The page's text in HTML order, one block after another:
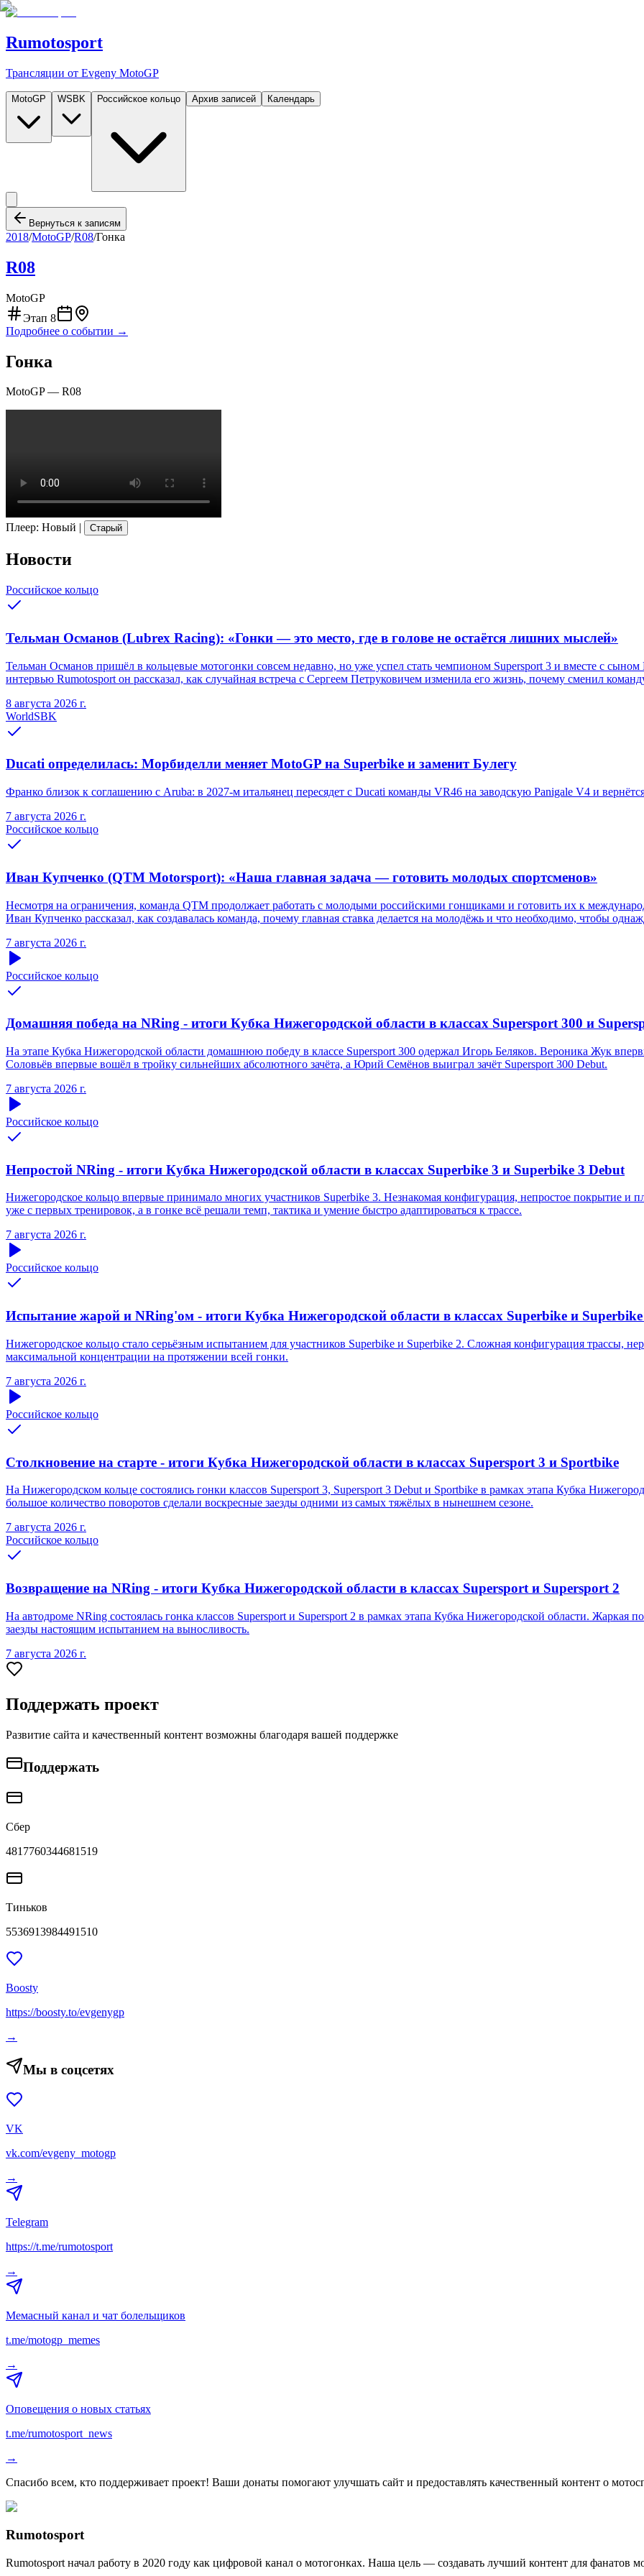
Rumotosport
Трансляции от Evgeny MotoGP
MotoGP WSBK Российское кольцо Архив записей Календарь
Вернуться к записям
2018/MotoGP/R08/Гонка
R08
MotoGP
Этап 8
Подробнее о событии →
Гонка
MotoGP— R08
Плеер: Новый | Старый
Новости
Российское кольцо
Тельман Османов (Lubrex Racing): «Гонки — это место, где в голове не остаётся лишних мыслей»
Тельман Османов пришёл в кольцевые мотогонки совсем недавно, но уже успел стать чемпионом Supersport 3 и вместе с
интервью Rumotosport он рассказал, как случайная встреча с Сергеем Петруковичем изменила его жизнь, почему сменил
8 августа 2026 г.
WorldSBK
Ducati определилась: Морбиделли меняет MotoGP на Superbike и заменит Булегу
Франко близок к соглашению с Aruba: в 2027-м итальянец пересядет с Ducati команды VR46 на заводскую Panigale V4 и
7 августа 2026 г.
Российское кольцо
Иван Купченко (QTM Motorsport): «Наша главная задача — готовить молодых спортсменов»
Несмотря на ограничения, команда QTM продолжает работать с молодыми российскими гонщиками и готовить их к
Иван Купченко рассказал, как создавалась команда, почему главная ставка делается на молодёжь и что необходимо, чтобы
7 августа 2026 г.
Российское кольцо
Домашняя победа на NRing - итоги Кубка Нижегородской области в классах Supersport 300 и
На этапе Кубка Нижегородской области домашнюю победу в классе Supersport 300 одержал Игорь Беляков. Вероника Жук
Соловьёв впервые вошёл в тройку сильнейших абсолютного зачёта, а Юрий Семёнов выиграл зачёт Supersport 300 Debut.
7 августа 2026 г.
Российское кольцо
Непростой NRing - итоги Кубка Нижегородской области в классах Superbike 3 и Superbike 3 Debut
Нижегородское кольцо впервые принимало многих участников Superbike 3. Незнакомая конфигурация, непростое покрытие и
уже с первых тренировок, а в гонке всё решали темп, тактика и умение быстро адаптироваться к трассе.
7 августа 2026 г.
Российское кольцо
Испытание жарой и NRing'ом - итоги Кубка Нижегородской области в классах Superbike и Superbike
Нижегородское кольцо стало серьёзным испытанием для участников Superbike и Superbike 2. Сложная конфигурация трассы,
максимальной концентрации на протяжении всей гонки.
7 августа 2026 г.
Российское кольцо
Столкновение на старте - итоги Кубка Нижегородской области в классах Supersport 3 и Sportbike
На Нижегородском кольце состоялись гонки классов Supersport 3, Supersport 3 Debut и Sportbike в рамках этапа Кубка
большое количество поворотов сделали воскресные заезды одними из самых тяжёлых в нынешнем сезоне.
7 августа 2026 г.
Российское кольцо
Возвращение на NRing - итоги Кубка Нижегородской области в классах Supersport и Supersport 2
На автодроме NRing состоялась гонка классов Supersport и Supersport 2 в рамках этапа Кубка Нижегородской области. Жаркая
заезды настоящим испытанием на выносливость.
7 августа 2026 г.
Поддержать проект
Развитие сайта и качественный контент возможны благодаря вашей поддержке
Поддержать
Сбер
4817760344681519
Тиньков
5536913984491510
Boosty
https://boosty.to/evgenygp
→
Мы в соцсетях
VK
vk.com/evgeny_motogp
→
Telegram
https://t.me/rumotosport
→
Мемасный канал и чат болельщиков
t.me/motogp_memes
→
Оповещения о новых статьях
t.me/rumotosport_news
→
Спасибо всем, кто поддерживает проект! Ваши донаты помогают улучшать сайт и предоставлять качественный контент о
Rumotosport
Rumotosport начал работу в 2020 году как цифровой канал о мотогонках. Наша цель — создавать лучший контент для фанатов